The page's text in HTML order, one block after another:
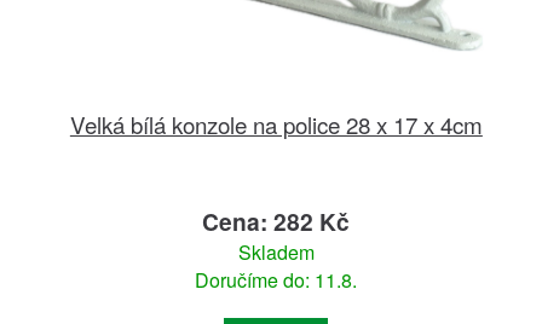
Velká bílá konzole na police 28 x 17 x 4cm
Cena: 282 Kč
Skladem
Doručíme do: 11.8.